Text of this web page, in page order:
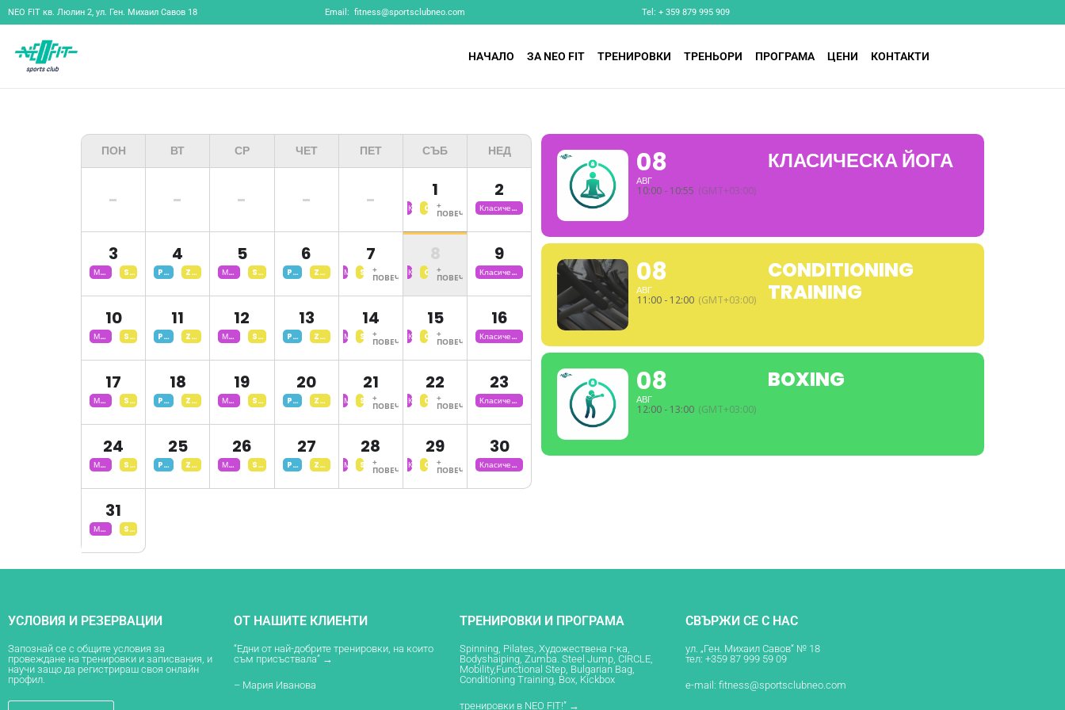
NEO FIT кв. Люлин 2, ул. Ген. Михаил Савов 18 Email: fitness@sportsclubneo.com Tel: + 359 879 995 909
НАЧАЛО ЗА NEO FIT ТРЕНИРОВКИ ТРЕНЬОРИ ПРОГРАМА ЦЕНИ КОНТАКТИ
ПОН ВТ СР ЧЕТ ПЕТ СЪБ НЕД
- - - - - 1
Класическа
Conditioning
+
ПОВЕЧЕ
2
Класическа
3
Модерни
Деца
Step
4
Pilates Zumba
5
Модерни
Деца
Step
6
Pilates Zumba
7
Модерни
Деца
Step
+
ПОВЕЧЕ
8
Класическа
Conditioning
+
ПОВЕЧЕ
9
Класическа
10
Модерни
Деца
Step
11
Pilates Zumba
12
Модерни
Деца
Step
13
Pilates Zumba
14
Модерни
Деца
Step
+
ПОВЕЧЕ
15
Класическа
Conditioning
+
ПОВЕЧЕ
16
Класическа
17
Модерни
Деца
Step
18
Pilates Zumba
19
Модерни
Деца
Step
20
Pilates Zumba
21
Модерни
Деца
Step
+
ПОВЕЧЕ
22
Класическа
Conditioning
+
ПОВЕЧЕ
23
Класическа
24
Модерни
Деца
Step
25
Pilates Zumba
26
Модерни
Деца
Step
27
Pilates Zumba
28
Модерни
Деца
Step
+
ПОВЕЧЕ
29
Класическа
Conditioning
+
ПОВЕЧЕ
30
Класическа
31
Модерни
Деца
Step
08
АВГ
10:00 - 10:55 (GMT+03:00)
КЛАСИЧЕСКА ЙОГА
08
АВГ
11:00 - 12:00 (GMT+03:00)
CONDITIONING
TRAINING
08
АВГ
12:00 - 13:00 (GMT+03:00)
BOXING
УСЛОВИЯ И РЕЗЕРВАЦИИ
Запознай се с общите условия за
провеждане на тренировки и записвания, и
научи защо да регистрираш своя онлайн
профил.
ОТ НАШИТЕ КЛИЕНТИ
“Едни от най-добрите тренировки, на които
съм присъствала” →
– Мария Иванова
ТРЕНИРОВКИ И ПРОГРАМА
Spinning, Pilates, Художествена г-ка,
Bodyshaiping, Zumba. Steel Jump, CIRCLE,
Mobility,Functional Step, Bulgarian Bag,
Conditioning Training, Box, Kickbox
тренировки в NEO FIT!” →
СВЪРЖИ СЕ С НАС
ул. „Ген. Михаил Савов“ № 18
тел: +359 87 999 59 09
e-mail: fitness@sportsclubneo.com